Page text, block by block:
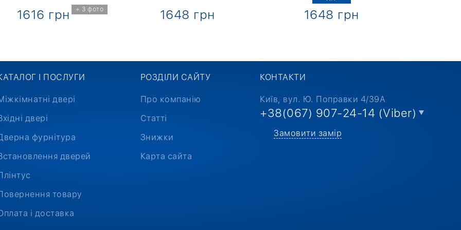
+ 3 фото
1616 грн 1648 грн 1648 грн
І ПОСЛУГИ
двері
двері
фурнітура
дверей
товару
і доставка
РОЗДІЛИ САЙТУ
Про компанію
Статті
Знижки
Карта сайта
КОНТАКТИ
Київ, вул. Ю. Поправки 4/39А
+38(067) 907-24-14 (Viber)
Замовити замір